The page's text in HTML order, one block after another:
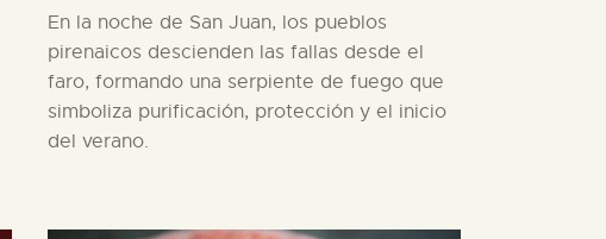
En la noche de San Juan, los pueblos
pirenaicos descienden las fallas desde el
faro, formando una serpiente de fuego que
simboliza purificación, protección y el inicio
del verano.